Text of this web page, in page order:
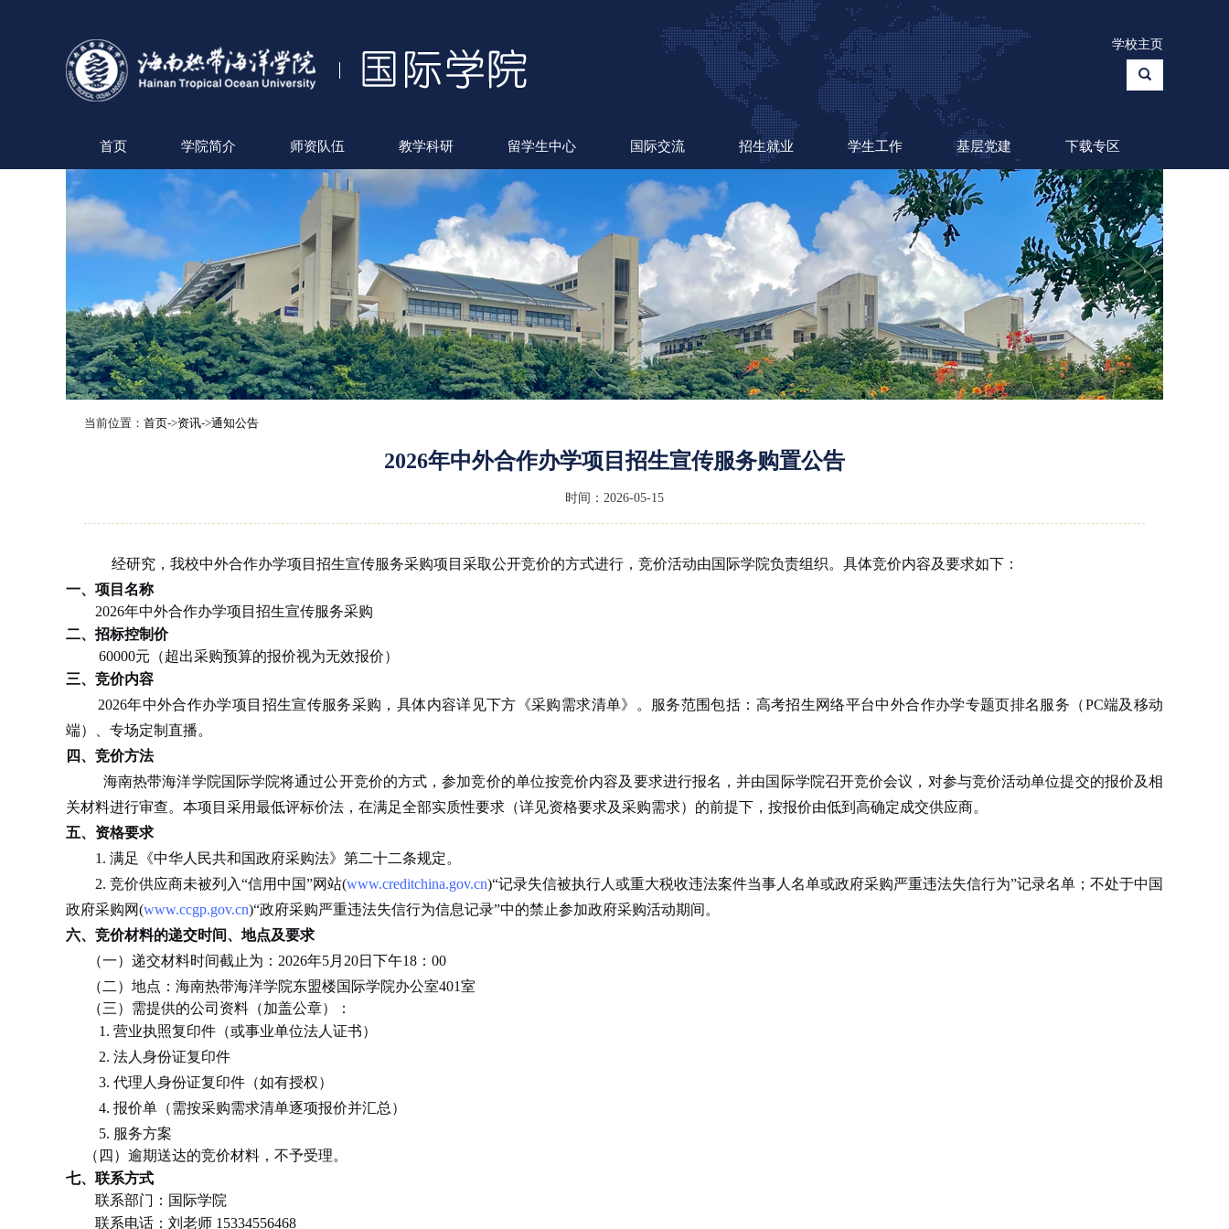
学校主页
首页 学院简介 师资队伍 教学科研 留学生中心 国际交流 招生就业 学生工作 基层党建 下载专区
当前位置： 首页->资讯->通知公告
2026年中外合作办学项目招生宣传服务购置公告
时间：2026-05-15
经研究，我校中外合作办学项目招生宣传服务采购项目采取公开竞价的方式进行，竞价活动由国际学院负责组织。具体竞价内容及要求如下：
一、项目名称
2026年中外合作办学项目招生宣传服务采购
二、招标控制价
60000元（超出采购预算的报价视为无效报价）
三、竞价内容
2026年中外合作办学项目招生宣传服务采购，具体内容详见下方《采购需求清单》。服务范围包括：高考招生网络平台中外合作办学专题页排名服务（PC端及移动
端）、 专场定制直播。
四、竞价方法
海南热带海洋学院国际学院将通过公开竞价的方式，参加竞价的单位按竞价内容及要求进行报名，并由国际学院召开竞价会议，对参与竞价活动单位提交的报价及相
关材料进行审查。本项目采用最低评标价法 ，在满足全部实质性要求（详见资格要求及采购需求）的前提下，按报价由低到高确定成交供应商。
五、资格要求
1. 满足《中华人民共和国政府采购法》第二十二条规定。
2. 竞价供应商未被列入“信用中国”网站(www.creditchina.gov.cn)“记录失信被执行人或重大税收违法案件当事人名单或政府采购严重违法失信行为”记录名单；不处于中国
政府采购网(www.ccgp.gov.cn)“政府采购严重违法失信行为信息记录”中的禁止参加政府采购活动期间。
六、竞价材料的递交时间、地点及要求
（一）递交材料时间截止为： 2026年5月20日 下午18：00
（二）地点： 海南热带海洋学院东盟楼国际学院办公室401室
（三）需提供的公司资料（加盖公章）：
1. 营业执照复印件（或事业单位法人证书）
2. 法人身份证复印件
3. 代理人身份证复印件（如有授权）
4. 报价单（需按采购需求清单逐项报价并汇总）
5. 服务方案
（四）逾期送达的竞价材料，不予受理。
七、联系方式
联系部门：国际学院
联系电话： 刘老师 15334556468